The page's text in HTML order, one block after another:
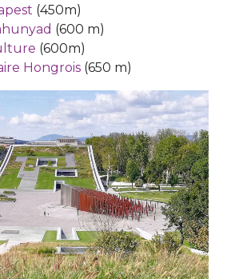
(450m)
(600 m)
(600m)
Hongrois (650 m)